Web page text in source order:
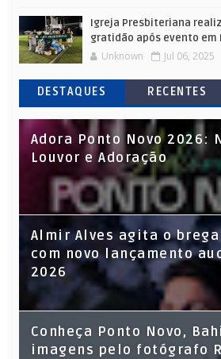
Igreja Presbiteriana
gratidão após evento em
Unknown Jul 06, 2025
DESTAQUES RECENTES
Adora Ponto Novo 2026:
Louvor e Adoração
Almir Alves agita o
com novo lançamento
2026
Conheça Ponto Novo,
imagens pelo fotógrafo